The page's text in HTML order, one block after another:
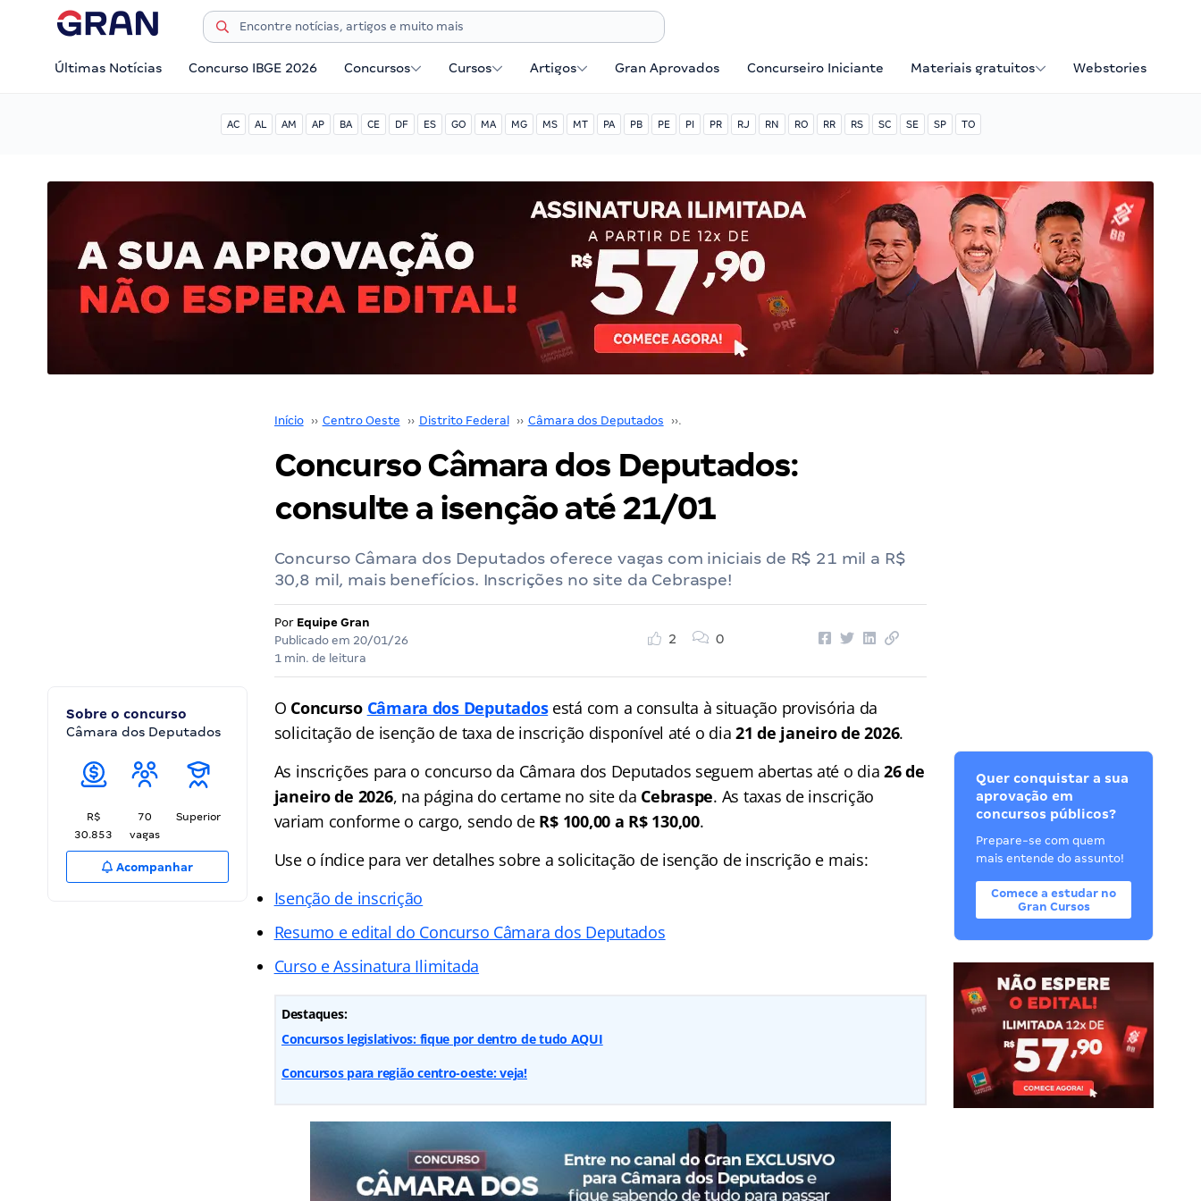
Últimas Notícias Concurso IBGE 2026 Concursos Cursos Artigos Gran Aprovados Concurseiro Iniciante Materiais gratuitos Webstories
AC AL AM AP BA CE DF ES GO MA MG MS MT PA PB PE PI PR RJ RN RO RR RS SC SE SP TO
Início ›› Centro Oeste ›› Distrito Federal ›› Câmara dos Deputados ››
Concurso Câmara dos Deputados:
consulte a isenção até 21/01
Concurso Câmara dos Deputados oferece vagas com iniciais de R$ 21 mil a R$
30,8 mil, mais benefícios. Inscrições no site da Cebraspe!
Por Equipe Gran
Publicado em 20/01/26
1 min. de leitura
2 0
Sobre o concurso
Câmara dos Deputados
R$
30.853
70
vagas
Superior
Acompanhar
O Concurso Câmara dos Deputadosestá com a consulta à situação provisória da
solicitação de isenção de taxa de inscrição disponível até o dia21 de janeiro de 2026.
As inscrições para o concurso da Câmara dos Deputados seguem abertas até o dia26 de
janeiro de 2026, na página do certame no site da Cebraspe. As taxas de inscrição
variam conforme o cargo, sendo de R$ 100,00 a R$ 130,00.
Use o índice para ver detalhes sobre a solicitação de isenção de inscrição e mais:
Isenção de inscrição
Resumo e edital do Concurso Câmara dos Deputados
Curso e Assinatura Ilimitada
Destaques:
Concursos legislativos: fique por dentro de tudo AQUI
Concursos para região centro-oeste: veja!
Quer conquistar a sua
aprovação em
concursos públicos?
Prepare-se com quem
mais entende do assunto!
Comece a estudar no
Gran Cursos